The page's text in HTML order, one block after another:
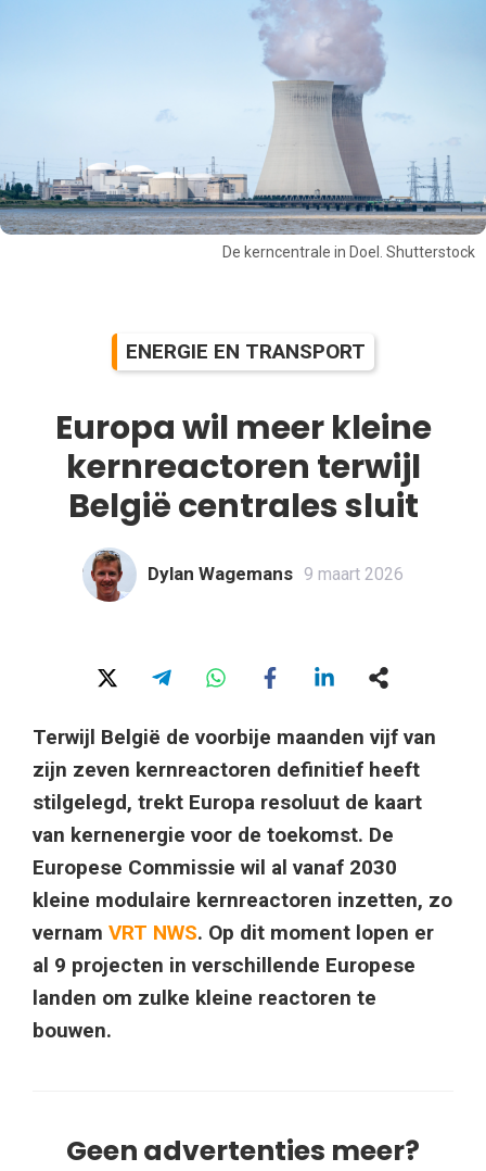
De kerncentrale in Doel. Shutterstock
ENERGIE EN TRANSPORT
Europa wil meer kleine
kernreactoren terwijl
België centrales sluit
Dylan Wagemans 9 maart 2026
Terwijl België de voorbije maanden vijf van
zijn zeven kernreactoren definitief heeft
stilgelegd, trekt Europa resoluut de kaart
van kernenergie voor de toekomst. De
Europese Commissie wil al vanaf 2030
kleine modulaire kernreactoren inzetten, zo
vernam VRT NWS. Op dit moment lopen er
al 9 projecten in verschillende Europese
landen om zulke kleine reactoren te
bouwen.
Geen advertenties meer?